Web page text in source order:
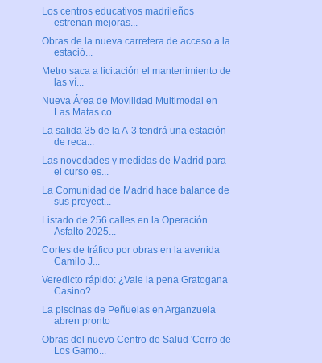
Los centros educativos madrileños
estrenan mejoras...
Obras de la nueva carretera de acceso a la
estació...
Metro saca a licitación el mantenimiento de
las ví...
Nueva Área de Movilidad Multimodal en
Las Matas co...
La salida 35 de la A-3 tendrá una estación
de reca...
Las novedades y medidas de Madrid para
el curso es...
La Comunidad de Madrid hace balance de
sus proyect...
Listado de 256 calles en la Operación
Asfalto 2025...
Cortes de tráfico por obras en la avenida
Camilo J...
Veredicto rápido: ¿Vale la pena Gratogana
Casino? ...
La piscinas de Peñuelas en Arganzuela
abren pronto
Obras del nuevo Centro de Salud 'Cerro de
Los Gamo...